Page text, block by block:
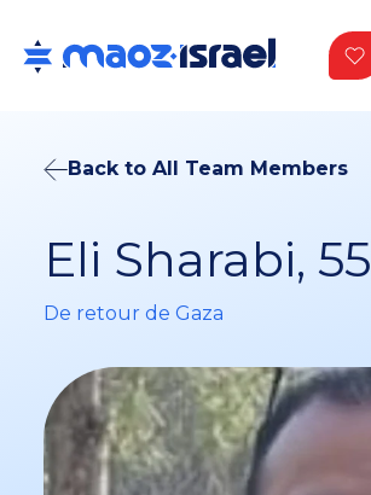
Back to All Team Members
Eli Sharabi, 55
De retour de Gaza